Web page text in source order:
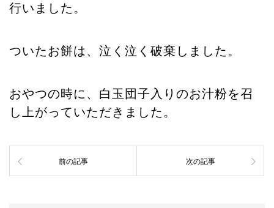
行いました。
ついたお餅は、泣く泣く破棄しました。
おやつの時に、白玉団子入りのお汁粉を召
し上がっていただきました。
前の記事 次の記事